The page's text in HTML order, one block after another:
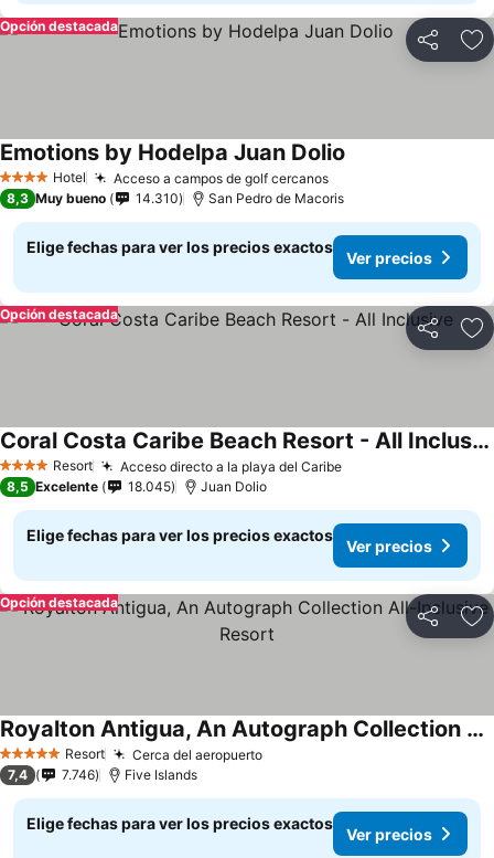
Compartir
Opción destacada
4 EstrellasHotel Acceso a campos de golf cercanos
Emotions by Hodelpa Juan Dolio
8,3 Muy bueno 14.310 San Pedro de Macoris
Elige fechas para ver los precios exactos
Ver precios
Compartir
Opción destacada
4 EstrellasResort Acceso directo a la playa del Caribe
Coral Costa Caribe Beach Resort - All Inclusive
8,5 Excelente 18.045 Juan Dolio
Elige fechas para ver los precios exactos
Ver precios
Compartir
Opción destacada
5 Estrellas Resort Cerca del aeropuerto
Royalton Antigua, An Autograph Collection All-Inclusive Resort
7,4 7.746 Five Islands
Elige fechas para ver los precios exactos
Ver precios